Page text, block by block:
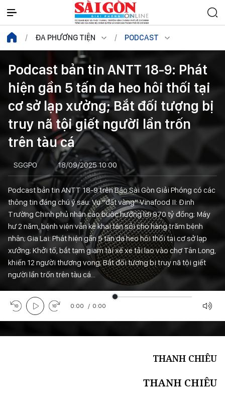
ĐA PHƯƠNG TIỆN PODCAST
Podcast bản tin ANTT 18-9: Phát
hiện gần 5 tấn da heo hôi thối tại
cơ sở lạp xưởng; Bắt đối tượng bị
truy nã tội giết người lẩn trốn
trên tàu cá
SGGPO 18/09/2025 10:00
Podcast bản tin ANTT 18-9 trên Báo Sài Gòn Giải Phóng có các
thông tin đáng chú ý sau: Vụ “đất vàng” Vinafood II: Đinh
Trường Chinh phủ nhận cáo buộc hưởng lợi 970 tỷ đồng; Máy
hư 2 năm, bệnh viện vẫn kê khai tán sỏi cho hàng trăm bệnh
nhân; Gia Lai: Phát hiện gần 5 tấn da heo hôi thối tại cơ sở lạp
xưởng; Khởi tố, bắt tạm giam tài xế xe tải lao vào chợ Tân Long,
khiến 12 người thương vong; Bắt đối tượng bị truy nã tội giết
người lẩn trốn trên tàu cá...
0:00 / 0:00
THANH CHIÊU
THANH CHIÊU